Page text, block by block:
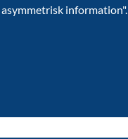
information".